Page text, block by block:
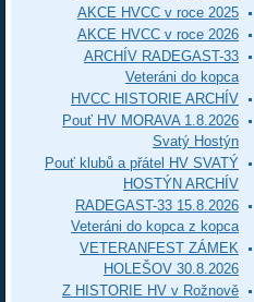
AKCE HVCC v roce 2025
AKCE HVCC v roce 2026
ARCHÍV RADEGAST-33
Veteráni do kopca
HVCC HISTORIE ARCHÍV
Pouť HV MORAVA 1.8.2026
Svatý Hostýn
Pouť klubů a přátel HV SVATÝ
HOSTÝN ARCHÍV
RADEGAST-33 15.8.2026
Veteráni do kopca z kopca
VETERANFEST ZÁMEK
HOLEŠOV 30.8.2026
Z HISTORIE HV v Rožnově